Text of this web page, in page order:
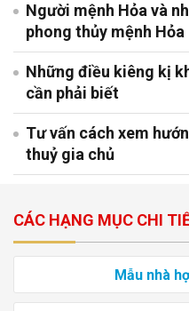
Người mệnh Hỏa và
phong thủy mệnh Hỏa
Những điều kiêng kị
cần phải biết
Tư vấn cách xem
thuỷ gia chủ
CÁC HẠNG MỤC CHI
Mẫu nhà